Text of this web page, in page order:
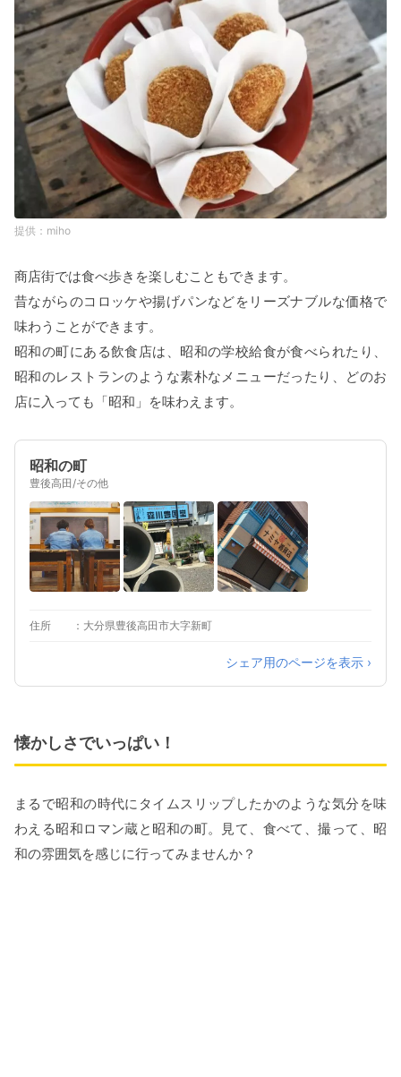
miho
商店街では食べ歩きを楽しむこともできます。
昔ながらのコロッケや揚げパンなどをリーズナブルな価格で
味わうことができます。
昭和の町にある飲食店は、昭和の学校給食が食べられたり、
昭和のレストランのような素朴なメニューだったり、どのお
店に入っても「昭和」を味わえます。
昭和の町
豊後高田/その他
住所 大分県豊後高田市大字新町
シェア用のページを表示 ›
懐かしさでいっぱい！
まるで昭和の時代にタイムスリップしたかのような気分を味
わえる昭和ロマン蔵と昭和の町。見て、食べて、撮って、昭
和の雰囲気を感じに行ってみませんか？